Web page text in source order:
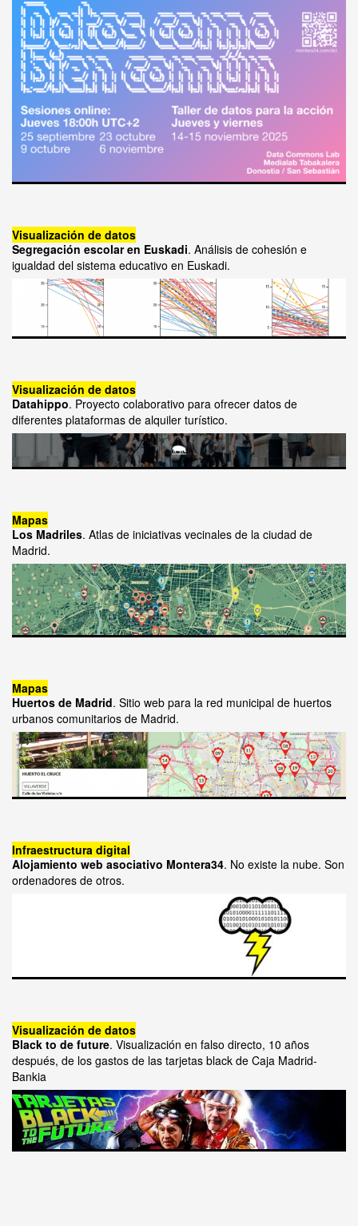
Visualización de datos
Segregación escolar en Euskadi. Análisis de cohesión e
igualdad del sistema educativo en Euskadi.
Visualización de datos
Datahippo. Proyecto colaborativo para ofrecer datos de
diferentes plataformas de alquiler turístico.
Mapas
Los Madriles. Atlas de iniciativas vecinales de la ciudad de
Madrid.
Mapas
Huertos de Madrid. Sitio web para la red municipal de huertos
urbanos comunitarios de Madrid.
Infraestructura digital
Alojamiento web asociativo Montera34. No existe la nube. Son
ordenadores de otros.
Visualización de datos
Black to de future. Visualización en falso directo, 10 años
después, de los gastos de las tarjetas black de Caja Madrid-
Bankia